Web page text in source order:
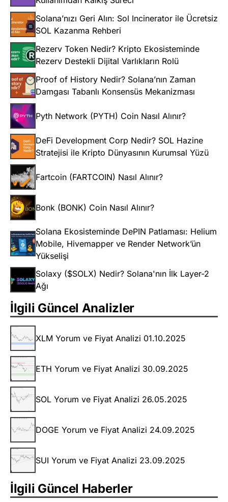
Solana’nızı Geri Alın: Sol Incinerator ile Ücretsiz
SOL Kazanma Rehberi
Rezerv Token Nedir? Kripto Ekosisteminde
Rezerv Destekli Dijital Varlıkların Rolü
Proof of History Nedir? Solana’nın Zaman
Damgası Tabanlı Konsensüs Mekanizması
Pyth Network (PYTH) Coin Nasıl Alınır?
DeFi Development Corp Nedir? SOL Hazine
Stratejisi ile Kripto Dünyasının Kurumsal Yüzü
Fartcoin (FARTCOIN) Nasıl Alınır?
Bonk (BONK) Coin Nasıl Alınır?
Solana Ekosisteminde DePIN Patlaması: Helium
Mobile, Hivemapper ve Render Network’ün
Yükselişi
Solaxy ($SOLX) Nedir? Solana'nın İlk Layer-2
Ağı
İlgili Güncel Analizler
XLM Yorum ve Fiyat Analizi 01.10.2025
ETH Yorum ve Fiyat Analizi 30.09.2025
SOL Yorum ve Fiyat Analizi 26.05.2025
DOGE Yorum ve Fiyat Analizi 24.09.2025
SUI Yorum ve Fiyat Analizi 23.09.2025
İlgili Güncel Haberler